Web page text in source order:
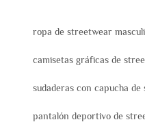
ropa de streetwear
camisetas gráficas de
sudaderas con capucha
pantalón deportivo de